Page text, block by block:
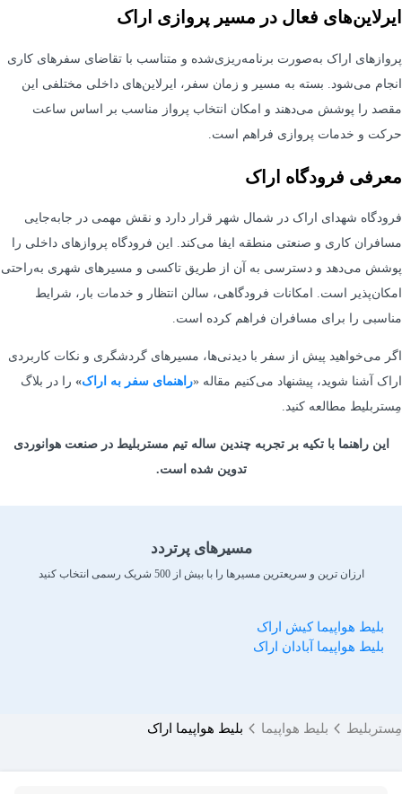
ایرلاین‌های فعال در مسیر پروازی اراک
پروازهای اراک به‌صورت برنامه‌ریزی‌شده و متناسب با تقاضای سفرهای کاری
انجام می‌شود. بسته به مسیر و زمان سفر، ایرلاین‌های داخلی مختلفی این
مقصد را پوشش می‌دهند و امکان انتخاب پرواز مناسب بر اساس ساعت
حرکت و خدمات پروازی فراهم است.
معرفی فرودگاه اراک
فرودگاه شهدای اراک در شمال شهر قرار دارد و نقش مهمی در جابه‌جایی
مسافران کاری و صنعتی منطقه ایفا می‌کند. این فرودگاه پروازهای داخلی را
پوشش می‌دهد و دسترسی به آن از طریق تاکسی و مسیرهای شهری به‌راحتی
امکان‌پذیر است. امکانات فرودگاهی، سالن انتظار و خدمات بار، شرایط
مناسبی را برای مسافران فراهم کرده است.
اگر می‌خواهید پیش از سفر با دیدنی‌ها، مسیرهای گردشگری و نکات کاربردی
اراک آشنا شوید، پیشنهاد می‌کنیم مقاله «راهنمای سفر به اراک» را در بلاگ
مِستربلیط مطالعه کنید.
این راهنما با تکیه بر تجربه چندین ساله تیم مستربلیط در صنعت هوانوردی
تدوین شده است.
مسیرهای پرتردد
ارزان ترین و سریعترین مسیرها را با بیش از 500 شریک رسمی انتخاب کنید
بلیط هواپیما کیش اراک
بلیط هواپیما آبادان اراک
مِستربلیط بلیط هواپیما بلیط هواپیما اراک